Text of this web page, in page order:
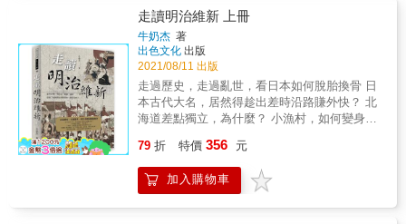
的路邊小酒店，左手握著一大杯生啤酒，右手
拿著一支雞肉串燒，隨心所欲地高談闊論，各
抒己見。幾杯黃酒下肚，甚至會恣無忌憚地開
起黃腔，講起黃段子。 一億總中流 「一億」代
表總人口，「中流」意味中產階級（middle
class），兩者加起來的意思是「全民中產社
會」，亦即，全民貧富差距不大，全民社會地
多。 二○世紀升級為二十一世紀。日本昭和時
代成為「一億總中流世代」的最美的記憶，平
成時代的新生代則走得跌跌撞撞，到了令和時
了擴張客層，為不喝酒及女性顧客量身訂做，
將白飯與蒲燒鰻放在一起販賣，誕生了鰻魚
飯。後來在江戶時期，一位戲臺金主因為愛吃
鰻魚，怕鰻魚冷掉將碗蓋上蓋子，由於風味良
好，引起眾人倣效，是為丼飯最原始的型態。
& 5.親子丼：傳入民間的天皇御膳 早在江戶
前，雞蛋料理作為款待天皇的料理之一，價格
極為昂貴，未被列為民眾的日常食物。直到明
治時期，養雞業戶數增加，雞蛋的生產量也增
身分差異，才建立起親子丼誕生的苗床。 本書
特色 1.&& &透過史料，了解熱門的天丼．豬排
丼．牛丼．鰻魚丼．親子丼誕生過程 2. 以富
道教世界，體驗純粹的崇敬之心與感動。 《古
事記》《日本書紀》記載了日本的開國神話及
眾神明， 擁有獨特世界觀的神道教，上千年來
影響著日本，為立國基礎。 日本文化最大謎
團，一起認識令人著迷的信仰系統！ ◆神道教
是從什麼時候開始的？為何沒有教義？ ──神道
教是自然發生建立於日本各地，不管在哪個時
代，都是日本人的心靈依靠。 ◆八百萬神中
最偉大的是誰？是天照大御神嗎？ ──在神話
袖，不過還有同樣地位崇高的神。 ◆為什麼在
不同文獻中，神話內容有所差異？ ──因為《古
事記》《日本書紀》《風土記》等書的編撰目
走讀明治維新 上冊
牛奶杰 著
出色文化 出版
2021/08/11 出版
走過歷史，走過亂世，看日本如何脫胎換骨 日
本古代大名，居然得趁出差時沿路賺外快？ 北
海道差點獨立，為什麼？ 小漁村，如何變身洋
塾小屋」是什麼？都是誰在讀？ 現今河豚大
縣，在明治維新中超級重要？ 今日日本豐富精
彩的傳統文物從何而來？ 其實 喜歡日本的你
79 折 特價 356 元
加入購物車